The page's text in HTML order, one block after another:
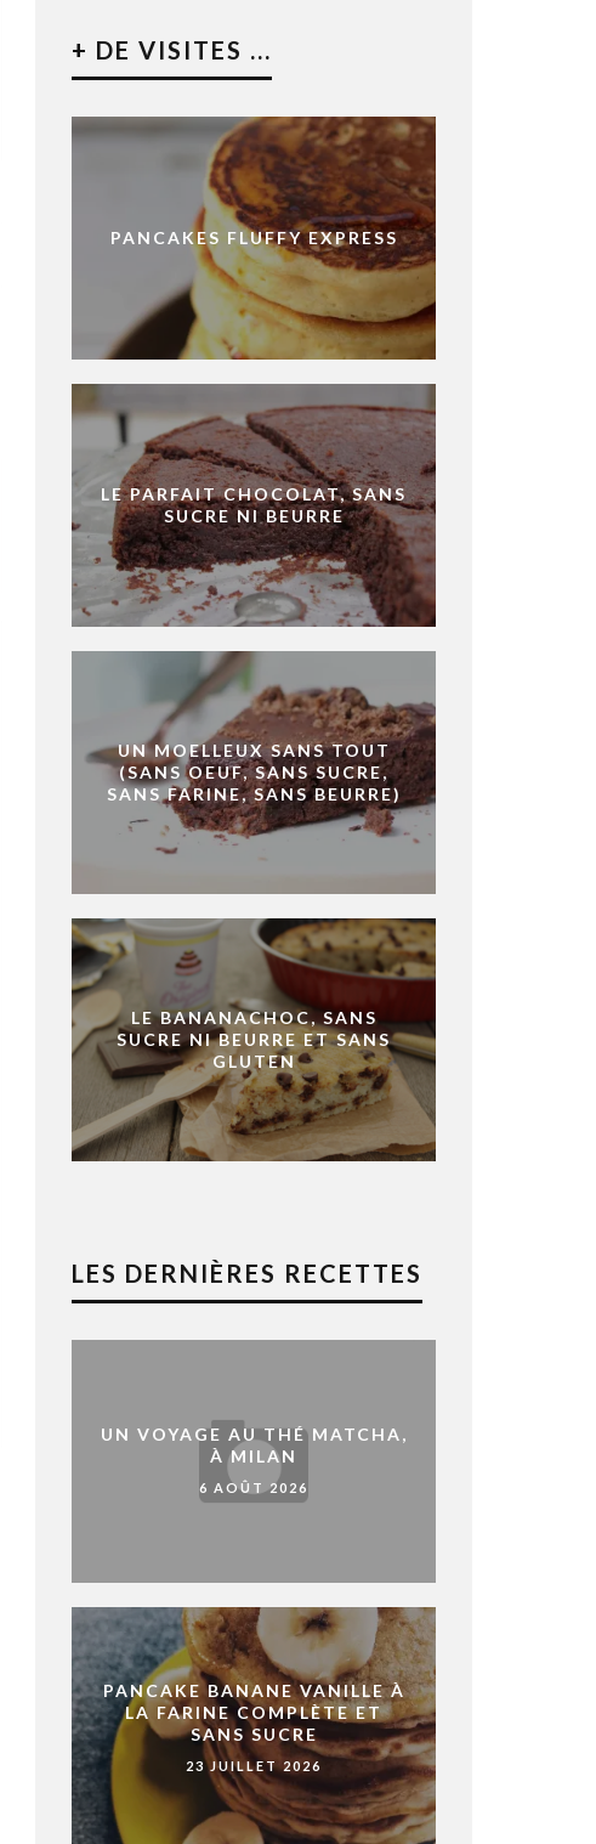
+ DE VISITES ...
PANCAKES FLUFFY EXPRESS
LE PARFAIT CHOCOLAT, SANS
SUCRE NI BEURRE
UN MOELLEUX SANS TOUT
(SANS OEUF, SANS SUCRE,
SANS FARINE, SANS BEURRE)
LE BANANACHOC, SANS
SUCRE NI BEURRE ET SANS
GLUTEN
LES DERNIÈRES RECETTES
UN VOYAGE AU THÉ MATCHA,
À MILAN
6 AOÛT 2026
PANCAKE BANANE VANILLE À
LA FARINE COMPLÈTE ET
SANS SUCRE
23 JUILLET 2026